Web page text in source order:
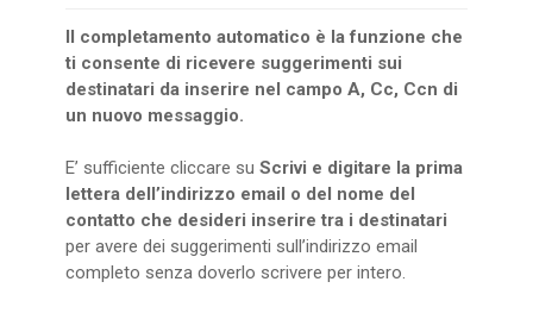
Il completamento automatico è la funzione che
ti consente di ricevere suggerimenti sui
destinatari da inserire nel campo A, Cc, Ccn di
un nuovo messaggio.
E’ sufficiente cliccare su Scrivi e digitare la prima
lettera dell’indirizzo email o del nome del
contatto che desideri inserire tra i destinatari
per avere dei suggerimenti sull’indirizzo email
completo senza doverlo scrivere per intero.